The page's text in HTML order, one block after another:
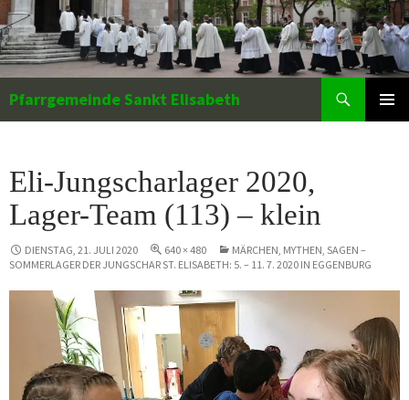
Zum
Inhalt
springen
Pfarrgemeinde Sankt Elisabeth
Eli-Jungscharlager 2020,
Lager-Team (113) – klein
DIENSTAG, 21. JULI 2020 640 × 480
MÄRCHEN, MYTHEN, SAGEN –
SOMMERLAGER DER JUNGSCHAR ST. ELISABETH: 5. – 11. 7. 2020 IN EGGENBURG